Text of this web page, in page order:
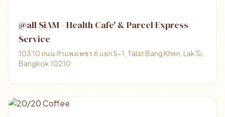
@all SiAM - Health Cafe' & Parcel Express
Service
103 10 ถนน กำแพงเพชร 6 แยก 5-1, Talat Bang Khen, Lak Si,
Bangkok 10210